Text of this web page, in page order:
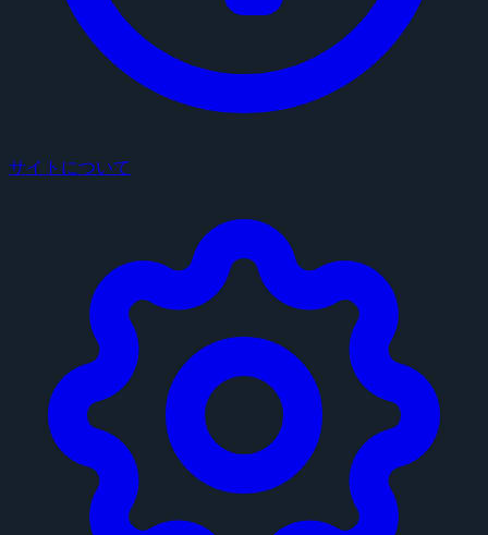
サイトについて